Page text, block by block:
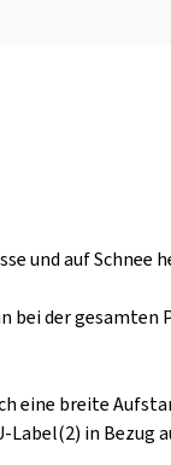
und auf Schnee
bei der gesamten
eine breite
in Bezug